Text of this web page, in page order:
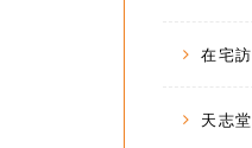
在宅
天志